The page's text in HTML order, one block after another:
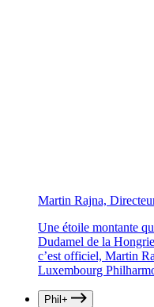
Martin Rajna,
Une étoile montante
Dudamel de la
c’est officiel, Martin
Luxembourg
Phil+